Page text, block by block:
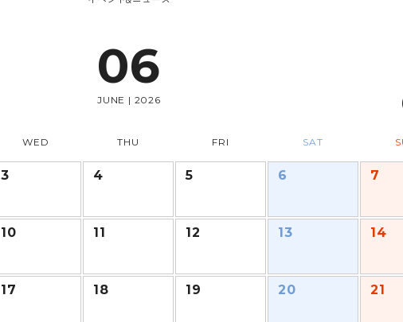
06
JUNE | 2026
WED THU FRI SAT
3 4 5 6 7
10 11 12 13 14
17 18 19 20 21